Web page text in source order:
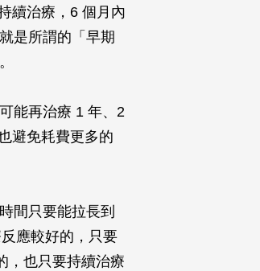
續治療，6 個月內
是所謂的「早期
能再治療 1 年、2
避免耗費更多的
間只要能拉長到
應較好的，只要
，也只要持續治療